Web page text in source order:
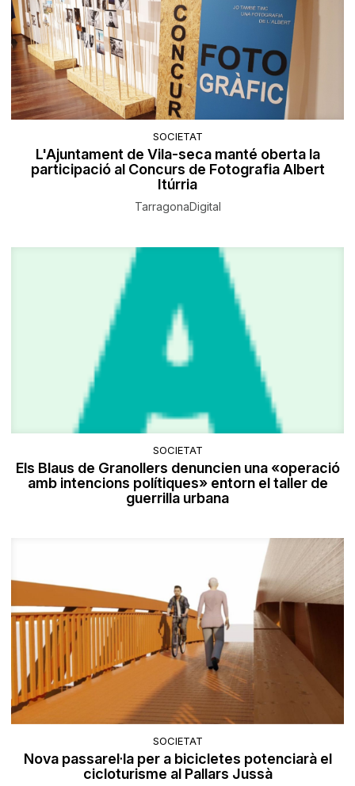
SOCIETAT
L'Ajuntament de Vila-seca manté oberta la
participació al Concurs de Fotografia Albert
Itúrria
TarragonaDigital
SOCIETAT
Els Blaus de Granollers denuncien una «operació
amb intencions polítiques» entorn el taller de
guerrilla urbana
SOCIETAT
Nova passarel·la per a bicicletes potenciarà el
cicloturisme al Pallars Jussà